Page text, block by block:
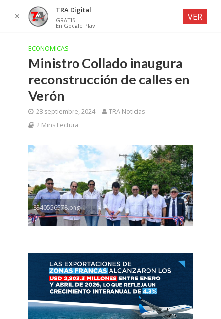
ECONOMICAS
Ministro Collado inaugura
reconstrucción de calles en
Verón
28 septiembre, 2024
TRA Noticias
2 Mins Lectura
8340556578.png
✕
TRA Digital
GRATIS
En Google Play
VER